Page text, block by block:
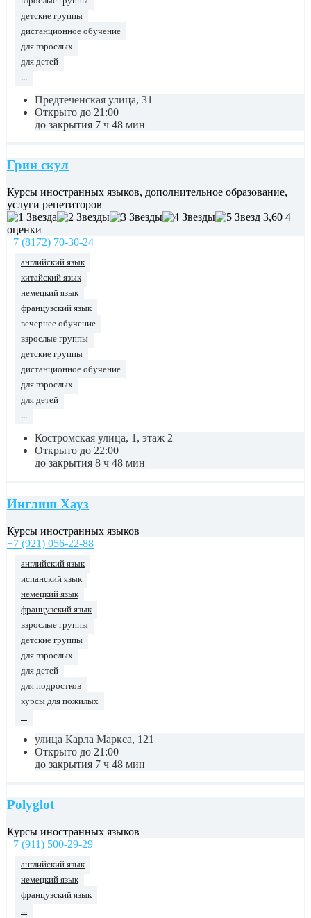
детские группы
дистанционное обучение
для взрослых
для детей
Предтеченская улица, 31
Открыто до 21:00
до закрытия 7 ч 48 мин
Грин скул
Курсы иностранных языков, дополнительное образование,
услуги репетиторов
3,60 4
оценки
+7 (8172) 70-30-24
английский язык
китайский язык
немецкий язык
французский язык
вечернее обучение
взрослые группы
детские группы
дистанционное обучение
для взрослых
для детей
...
Костромская улица, 1, этаж 2
Открыто до 22:00
до закрытия 8 ч 48 мин
Инглиш Хауз
Курсы иностранных языков
+7 (921) 056-22-88
английский язык
испанский язык
немецкий язык
французский язык
взрослые группы
детские группы
для взрослых
для детей
для подростков
курсы для пожилых
улица Карла Маркса, 121
Открыто до 21:00
до закрытия 7 ч 48 мин
Polyglot
Курсы иностранных языков
+7 (911) 500-29-29
английский язык
немецкий язык
французский язык
...